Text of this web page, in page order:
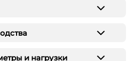
и нагрузки